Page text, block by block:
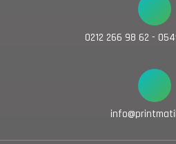
0212 266 98 62 -